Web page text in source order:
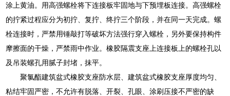
涂上黄油。用高强螺栓将下连接板牢固地与下预埋板连接。高强螺栓
的拧紧过程应分为初拧、复拧、终拧三个阶段，并在同一天完成。螺
栓连接时，严禁用锤敲打等破坏方法强行穿入螺栓，另外要保持构件
摩擦面的干燥，严禁雨中作业。橡胶隔震支座上连接板上的螺栓孔以
及吊装螺孔用腻子封堵，抹平。
聚氯酯建筑盆式橡胶支座防水层、建筑盆式橡胶支座厚度均匀、
粘结牢固严密，不允许有脱落、开裂、孔眼、涂刷压接不严密的缺